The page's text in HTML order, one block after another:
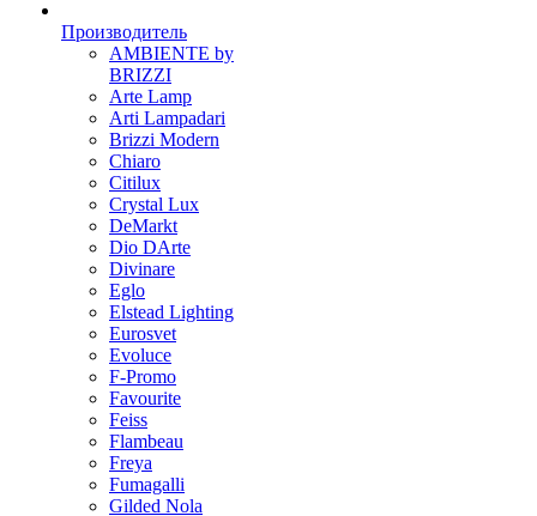
Производитель
AMBIENTE by
BRIZZI
Arte Lamp
Arti Lampadari
Brizzi Modern
Chiaro
Citilux
Crystal Lux
DeMarkt
Dio DArte
Divinare
Eglo
Elstead Lighting
Eurosvet
Evoluce
F-Promo
Favourite
Feiss
Flambeau
Freya
Fumagalli
Gilded Nola